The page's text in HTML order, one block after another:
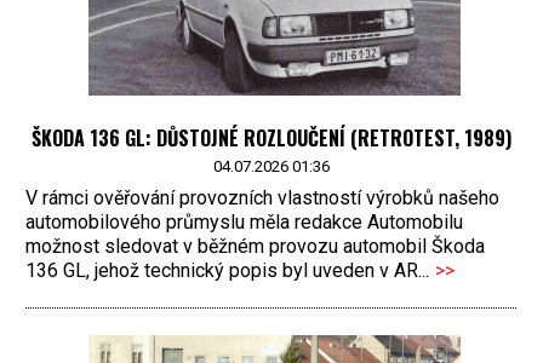
ŠKODA 136 GL: DŮSTOJNÉ ROZLOUČENÍ (RETROTEST, 1989)
04.07.2026 01:36
V rámci ověřování provozních vlastností výrobků našeho
automobilového průmyslu měla redakce Automobilu
možnost sledovat v běžném provozu automobil Škoda
136 GL, jehož technický popis byl uveden v AR... >>